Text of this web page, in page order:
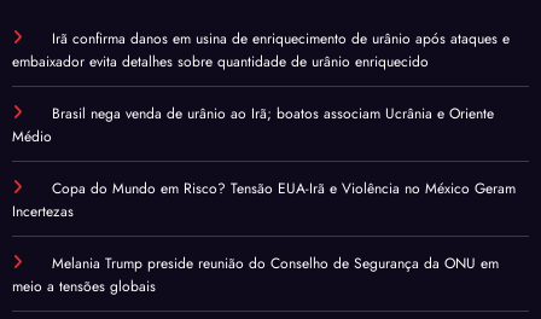
Irã confirma danos em usina de enriquecimento de urânio após ataques e
embaixador evita detalhes sobre quantidade de urânio enriquecido
Brasil nega venda de urânio ao Irã; boatos associam Ucrânia e Oriente
Médio
Copa do Mundo em Risco? Tensão EUA-Irã e Violência no México Geram
Incertezas
Melania Trump preside reunião do Conselho de Segurança da ONU em
meio a tensões globais